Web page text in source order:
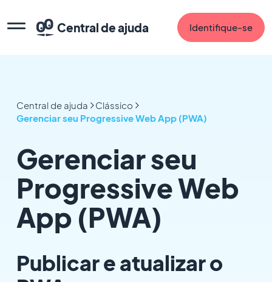
Central de ajuda Identifique-se
Central de ajuda
Clássico
Gerenciar seu Progressive Web App (PWA)
Gerenciar seu
Progressive Web
App (PWA)
Publicar e atualizar o